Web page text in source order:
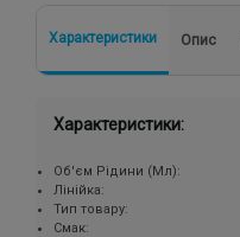
Характеристики Опис
Характеристики:
Об'єм Рідини (Мл):
Лінійка:
Тип товару:
Смак: